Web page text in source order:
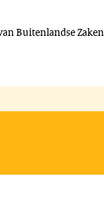
Buitenlandse Zaken